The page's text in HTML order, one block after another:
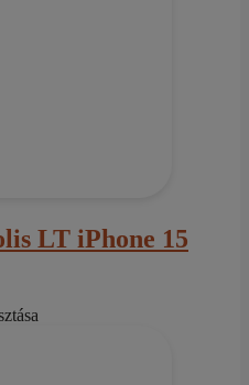
LT iPhone 15